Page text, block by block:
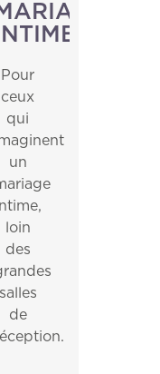
INTIMES
Pour
ceux
qui
un
loin
des
salles
de